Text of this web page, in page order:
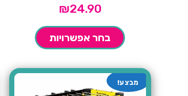
₪24.90
בחר אפשרויות
מבצע!